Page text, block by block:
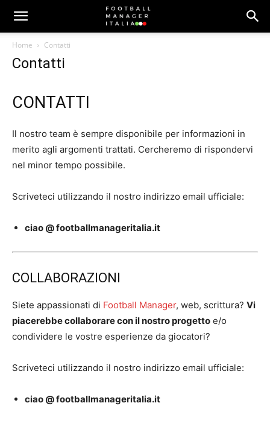
Home Contatti
Contatti
CONTATTI
Il nostro team è sempre disponibile per informazioni in
merito agli argomenti trattati. Cercheremo di rispondervi
nel minor tempo possibile.
Scriveteci utilizzando il nostro indirizzo email ufficiale:
ciao @ footballmanageritalia.it
COLLABORAZIONI
Siete appassionati di Football Manager, web, scrittura? Vi
piacerebbe collaborare con il nostro progetto e/o
condividere le vostre esperienze da giocatori?
Scriveteci utilizzando il nostro indirizzo email ufficiale:
ciao @ footballmanageritalia.it